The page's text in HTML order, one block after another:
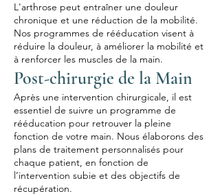
L'arthrose peut entraîner une douleur
chronique et une réduction de la mobilité.
Nos programmes de rééducation visent à
réduire la douleur, à améliorer la mobilité et
à renforcer les muscles de la main.
Post-chirurgie de la Main
Après une intervention chirurgicale, il est
essentiel de suivre un programme de
rééducation pour retrouver la pleine
fonction de votre main. Nous élaborons des
plans de traitement personnalisés pour
chaque patient, en fonction de
l’intervention subie et des objectifs de
récupération.